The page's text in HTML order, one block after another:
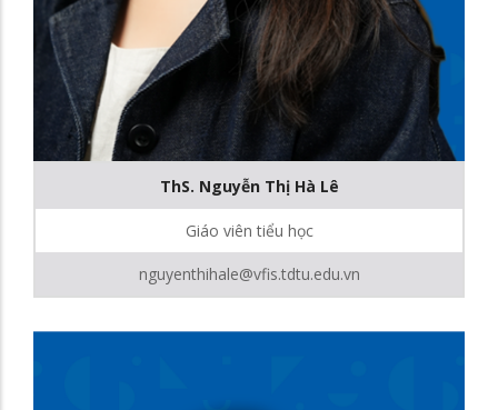
ThS. Nguyễn Thị Hà Lê
Giáo viên tiểu học
nguyenthihale@vfis.tdtu.edu.vn